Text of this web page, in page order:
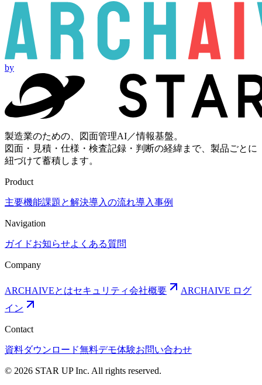
by
製造業のための、図面管理AI／情報基盤。
図面・見積・仕様・検査記録・判断の経緯まで、製品ごとに
紐づけて蓄積します。
Product
主要機能課題と解決導入の流れ導入事例
Navigation
ガイドお知らせよくある質問
Company
ARCHAIVEとはセキュリティ会社概要
ARCHAIVE ログ
イン
Contact
資料ダウンロード無料デモ体験お問い合わせ
© 2026 STAR UP Inc. All rights reserved.